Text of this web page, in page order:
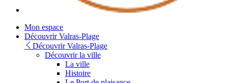
Mon espace
Découvrir Valras-Plage
Découvrir Valras-Plage
Découvrir la ville
La ville
Histoire